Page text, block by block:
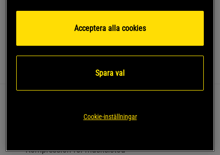
Recensioner
stödjande passform, samtidigt som den optimerar
Kompression för muskelstöd
Acceptera alla cookies
Spara val
Cookie-inställningar